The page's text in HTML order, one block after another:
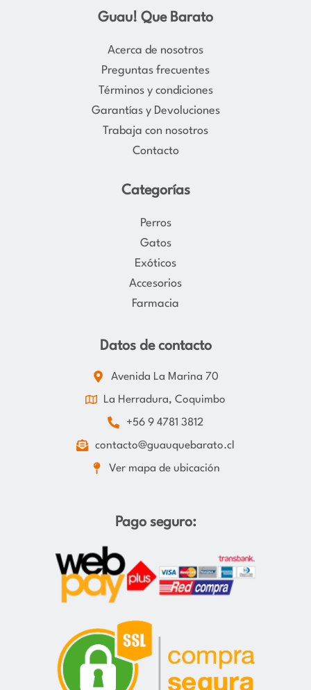
s
t
a
r
a
m
c
e
b
o
k
Guau! Que Barato
Acerca de nosotros
Preguntas frecuentes
Términos y condiciones
Garantías y Devoluciones
Trabaja con nosotros
Contacto
Categorías
Perros
Gatos
Exóticos
Accesorios
Farmacia
Datos de contacto
Avenida La Marina 70
La Herradura, Coquimbo
+56 9 4781 3812
contacto@guauquebarato.cl
Ver mapa de ubicación
Pago seguro: